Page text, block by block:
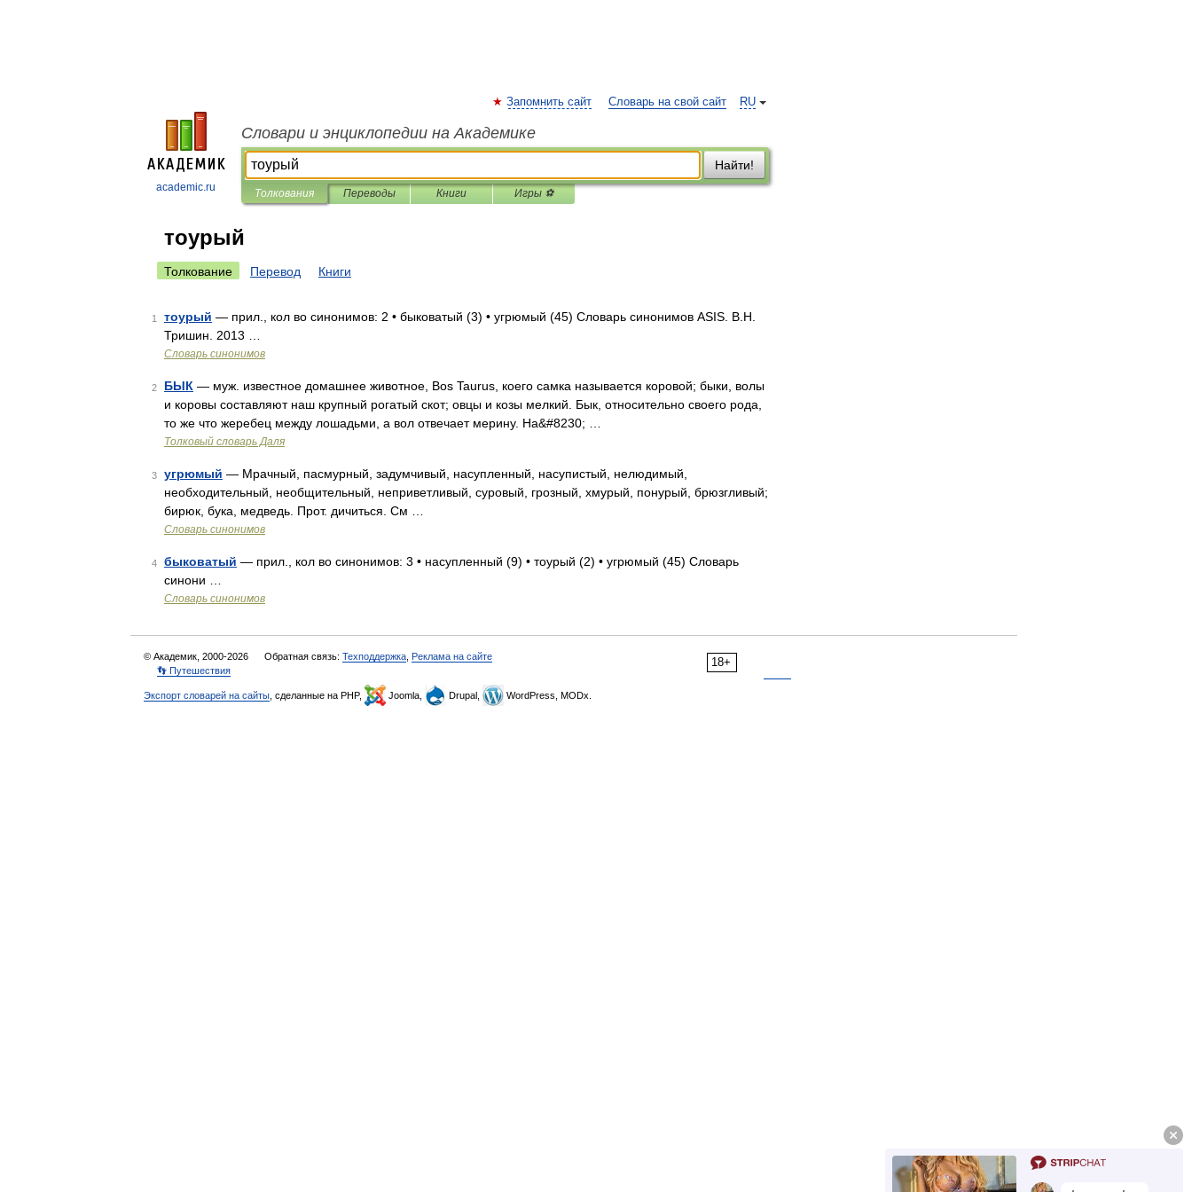
academic.ru
RU
Запомнить сайт Словарь на свой сайт
Словари и энциклопедии на Академике
Найти!
Толкования Переводы Книги Игры ⚽
тоурый
Толкование Перевод Книги
1 тоурый — прил., кол во синонимов: 2 • быковатый (3) • угрюмый (45) Словарь синонимов ASIS. В.Н.
Тришин. 2013 …
Словарь синонимов
2 БЫК — муж. известное домашнее животное, Bos Taurus, коего самка называется коровой; быки, волы
и коровы составляют наш крупный рогатый скот; овцы и козы мелкий. Бык, относительно своего рода,
то же что жеребец между лошадьми, а вол отвечает мерину. На&#8230; …
Толковый словарь Даля
3 угрюмый — Мрачный, пасмурный, задумчивый, насупленный, насупистый, нелюдимый,
необходительный, необщительный, неприветливый, суровый, грозный, хмурый, понурый, брюзгливый;
бирюк, бука, медведь. Прот. дичиться. См …
Словарь синонимов
4 быковатый — прил., кол во синонимов: 3 • насупленный (9) • тоурый (2) • угрюмый (45) Словарь
синони …
Словарь синонимов
18+
© Академик, 2000-2026 Обратная связь: Техподдержка Реклама на сайте
👣 Путешествия
Экспорт словарей на сайты , сделанные на PHP, Joomla, Drupal, WordPress, MODx.